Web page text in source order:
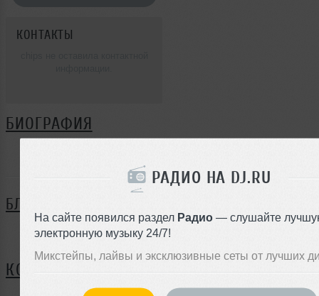
РАДИО НА DJ.RU
На сайте появился раздел Радио — слушайте
электронную музыку 24/7!
Микстейпы, лайвы и эксклюзивные сеты от лучших
КОНТАКТЫ
БИОГРАФИЯ
БЛОГ
Нет записей в блоге
КОММЕНТАРИИ